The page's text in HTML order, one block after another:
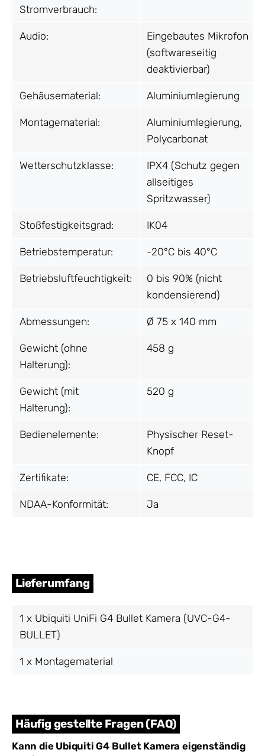
Stromverbrauch:
Audio:
Eingebautes Mikrofon
(softwareseitig
deaktivierbar)
Gehäusematerial: Aluminiumlegierung
Montagematerial:
Aluminiumlegierung,
Polycarbonat
Wetterschutzklasse:
IPX4 (Schutz gegen
allseitiges
Spritzwasser)
Stoßfestigkeitsgrad: IK04
Betriebstemperatur: -20°C bis 40°C
Betriebsluftfeuchtigkeit:
0 bis 90% (nicht
kondensierend)
Abmessungen: Ø 75 x 140 mm
Gewicht (ohne
Halterung):
458 g
Gewicht (mit
Halterung):
520 g
Bedienelemente:
Physischer Reset-
Knopf
Zertifikate: CE, FCC, IC
NDAA-Konformität: Ja
Lieferumfang
1 x Ubiquiti UniFi G4 Bullet Kamera (UVC-G4-
BULLET)
1 x Montagematerial
Häufig gestellte Fragen (FAQ)
Kann die Ubiquiti G4 Bullet Kamera eigenständig